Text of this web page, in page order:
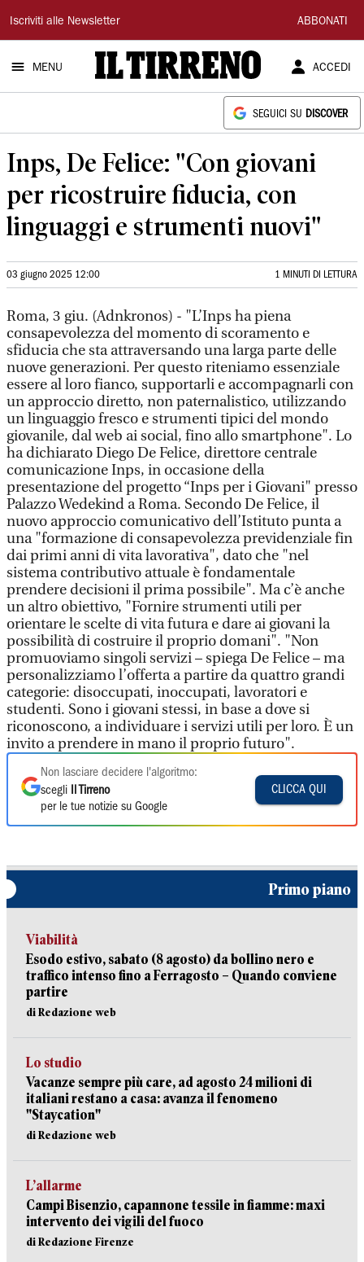
Il
Tirreno
Iscriviti alle Newsletter ABBONATI
MENU ACCEDI
SEGUICI SU DISCOVER
Inps, De Felice: "Con giovani
per ricostruire fiducia, con
linguaggi e strumenti nuovi"
03 giugno 2025 12:00 1 MINUTI DI LETTURA
Roma, 3 giu. (Adnkronos) - "L’Inps ha piena
consapevolezza del momento di scoramento e
sfiducia che sta attraversando una larga parte delle
nuove generazioni. Per questo riteniamo essenziale
essere al loro fianco, supportarli e accompagnarli con
un approccio diretto, non paternalistico, utilizzando
un linguaggio fresco e strumenti tipici del mondo
giovanile, dal web ai social, fino allo smartphone". Lo
ha dichiarato Diego De Felice, direttore centrale
comunicazione Inps, in occasione della
presentazione del progetto “Inps per i Giovani" presso
Palazzo Wedekind a Roma. Secondo De Felice, il
nuovo approccio comunicativo dell’Istituto punta a
una "formazione di consapevolezza previdenziale fin
dai primi anni di vita lavorativa", dato che "nel
sistema contributivo attuale è fondamentale
prendere decisioni il prima possibile". Ma c’è anche
un altro obiettivo, "Fornire strumenti utili per
orientare le scelte di vita futura e dare ai giovani la
possibilità di costruire il proprio domani". "Non
promuoviamo singoli servizi – spiega De Felice – ma
personalizziamo l’offerta a partire da quattro grandi
categorie: disoccupati, inoccupati, lavoratori e
studenti. Sono i giovani stessi, in base a dove si
riconoscono, a individuare i servizi utili per loro. È un
invito a prendere in mano il proprio futuro".
Non lasciare decidere l'algoritmo:
scegli
Il Tirreno
per le tue notizie su Google
CLICCA QUI
Primo piano
Viabilità
Esodo estivo, sabato (8 agosto) da bollino nero e
traffico intenso fino a Ferragosto – Quando conviene
partire
di Redazione web
Lo studio
Vacanze sempre più care, ad agosto 24 milioni di
italiani restano a casa: avanza il fenomeno
"Staycation"
di Redazione web
L’allarme
Campi Bisenzio, capannone tessile in fiamme: maxi
intervento dei vigili del fuoco
di Redazione Firenze